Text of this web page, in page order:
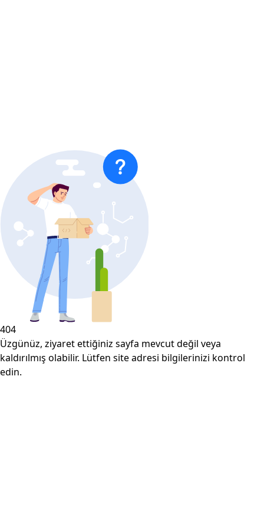
404
Üzgünüz, ziyaret ettiğiniz sayfa mevcut değil veya
kaldırılmış olabilir. Lütfen site adresi bilgilerinizi kontrol
edin.